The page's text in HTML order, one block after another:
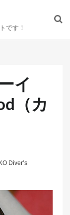
です！
イ
（カ
Diver’s